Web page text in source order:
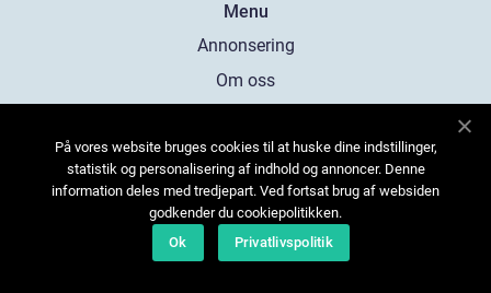
Menu
Annonsering
Om oss
Kontakta oss
Sitemap
På vores website bruges cookies til at huske dine indstillinger,
statistik og personalisering af indhold og annoncer. Denne
information deles med tredjepart. Ved fortsat brug af websiden
godkender du cookiepolitikken.
Ok
Privatlivspolitik